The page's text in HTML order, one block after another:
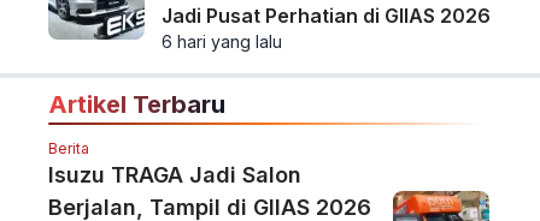
Jadi Pusat Perhatian di GIIAS 2026
6 hari yang lalu
Artikel Terbaru
Berita
Isuzu TRAGA Jadi Salon
Berjalan, Tampil di GIIAS 2026